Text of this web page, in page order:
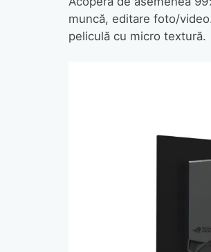
muncă, editare foto/
peliculă cu micro textură.